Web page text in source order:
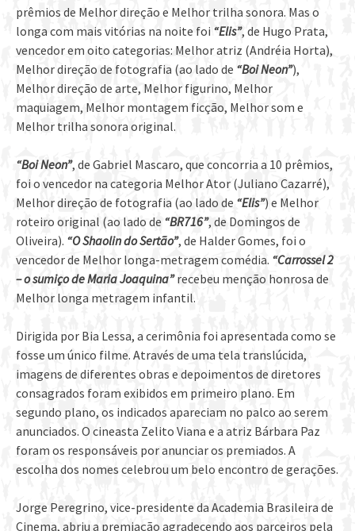
prêmios de Melhor direção e Melhor trilha sonora. Mas o
longa com mais vitórias na noite foi “Elis”, de Hugo Prata,
vencedor em oito categorias: Melhor atriz (Andréia Horta),
Melhor direção de fotografia (ao lado de “Boi Neon”),
Melhor direção de arte, Melhor figurino, Melhor
maquiagem, Melhor montagem ficção, Melhor som e
Melhor trilha sonora original.
“Boi Neon”, de Gabriel Mascaro, que concorria a 10 prêmios,
foi o vencedor na categoria Melhor Ator (Juliano Cazarré),
Melhor direção de fotografia (ao lado de “Elis”) e Melhor
roteiro original (ao lado de “BR716”, de Domingos de
Oliveira). “O Shaolin do Sertão”, de Halder Gomes, foi o
vencedor de Melhor longa-metragem comédia. “Carrossel 2
– o sumiço de Maria Joaquina”recebeu menção honrosa de
Melhor longa metragem infantil.
Dirigida por Bia Lessa, a cerimônia foi apresentada como se
fosse um único filme. Através de uma tela translúcida,
imagens de diferentes obras e depoimentos de diretores
consagrados foram exibidos em primeiro plano. Em
segundo plano, os indicados apareciam no palco ao serem
anunciados. O cineasta Zelito Viana e a atriz Bárbara Paz
foram os responsáveis por anunciar os premiados. A
escolha dos nomes celebrou um belo encontro de gerações.
Jorge Peregrino, vice-presidente da Academia Brasileira de
Cinema, abriu a premiação agradecendo aos parceiros pela